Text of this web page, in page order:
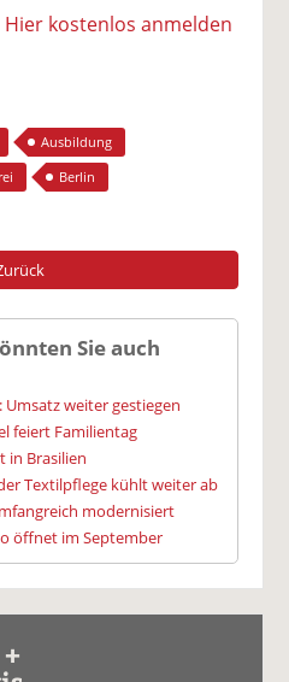
Hier kostenlos anmelden
Ausbildung
Berlin
Sie auch
Umsatz weiter gestiegen
feiert Familientag
in Brasilien
Textilpflege kühlt weiter ab
modernisiert
öffnet im September